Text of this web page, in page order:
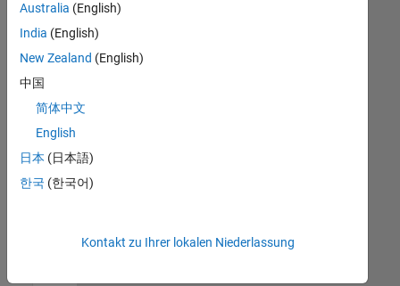
keine
offenen
Stellen
können,
die
Ihren
entsprechen,
werden
unseres
Australia (English)
India (English)
New Zealand (English)
中国
简体中文
English
日本 (日本語)
한국 (한국어)
Kontakt zu Ihrer lokalen Niederlassung